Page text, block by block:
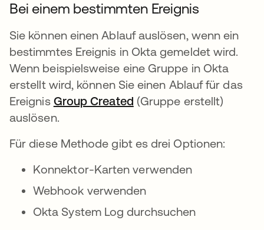
Bei einem bestimmten Ereignis
Sie können einen Ablauf auslösen, wenn ein
bestimmtes Ereignis in Okta gemeldet wird.
Wenn beispielsweise eine Gruppe in Okta
erstellt wird, können Sie einen Ablauf für das
Ereignis Group Created (Gruppe erstellt)
auslösen.
Für diese Methode gibt es drei Optionen:
Konnektor-Karten verwenden
Webhook verwenden
Okta System Log durchsuchen